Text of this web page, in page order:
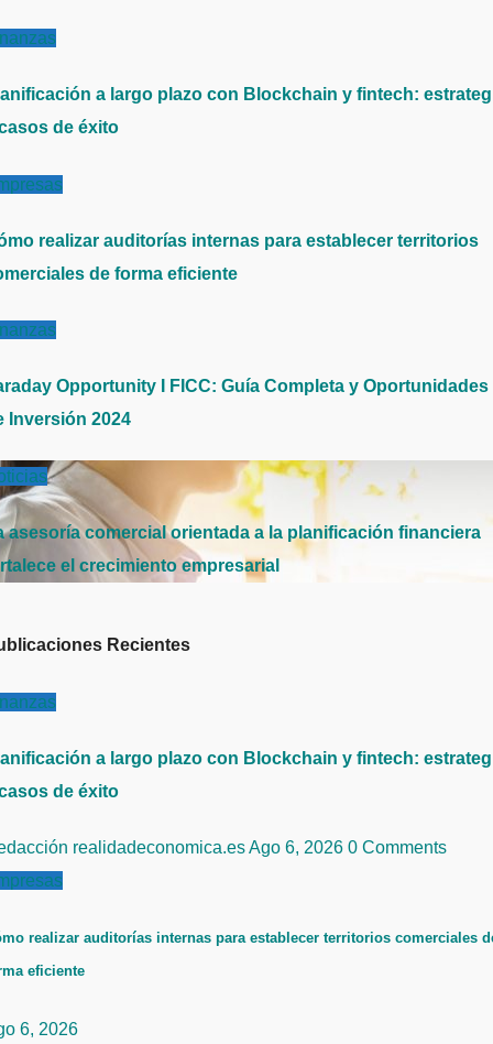
a largo plazo con Blockchain y fintech:
de éxito
realizar auditorías internas para establecer territorios
de forma eficiente
Opportunity I FICC: Guía Completa y Oportunidades
Inversión 2024
asesoría comercial orientada a la planificación financiera
el crecimiento empresarial
Recientes
a largo plazo con Blockchain y fintech:
de éxito
realidadeconomica.esAgo 6, 2026 0 Comments
realizar auditorías internas para establecer territorios comerciales
eficiente
6, 2026